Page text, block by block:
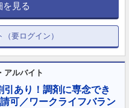
を見る
要ログイン）
アルバイト
引あり！調剤に専念でき
可／ワークライフバラン